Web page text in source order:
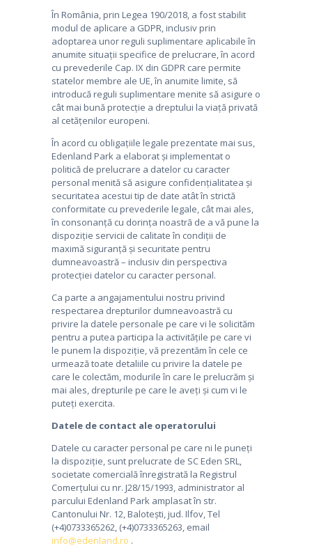
În România, prin Legea 190/2018, a fost stabilit
modul de aplicare a GDPR, inclusiv prin
adoptarea unor reguli suplimentare aplicabile în
anumite situații specifice de prelucrare, în acord
cu prevederile Cap. IX din GDPR care permite
statelor membre ale UE, în anumite limite, să
introducă reguli suplimentare menite să asigure o
cât mai bună protecție a dreptului la viață privată
al cetățenilor europeni.
În acord cu obligațiile legale prezentate mai sus,
Edenland Park a elaborat și implementat o
politică de prelucrare a datelor cu caracter
personal menită să asigure confidențialitatea și
securitatea acestui tip de date atât în strictă
conformitate cu prevederile legale, cât mai ales,
în consonanță cu dorința noastră de a vă pune la
dispoziție servicii de calitate în condiții de
maximă siguranță și securitate pentru
dumneavoastră – inclusiv din perspectiva
protecției datelor cu caracter personal.
Ca parte a angajamentului nostru privind
respectarea drepturilor dumneavoastră cu
privire la datele personale pe care vi le solicităm
pentru a putea participa la activitățile pe care vi
le punem la dispoziție, vă prezentăm în cele ce
urmează toate detaliile cu privire la datele pe
care le colectăm, modurile în care le prelucrăm și
mai ales, drepturile pe care le aveți și cum vi le
puteți exercita.
Datele de contact ale operatorului
Datele cu caracter personal pe care ni le puneți
la dispoziție, sunt prelucrate de SC Eden SRL,
societate comercială înregistrată la Registrul
Comerțului cu nr. J28/15/1993, administrator al
parcului Edenland Park amplasat în str.
Cantonului Nr. 12, Balotești, jud. Ilfov, Tel
(+4)0733365262, (+4)0733365263, email
info@edenland.ro .